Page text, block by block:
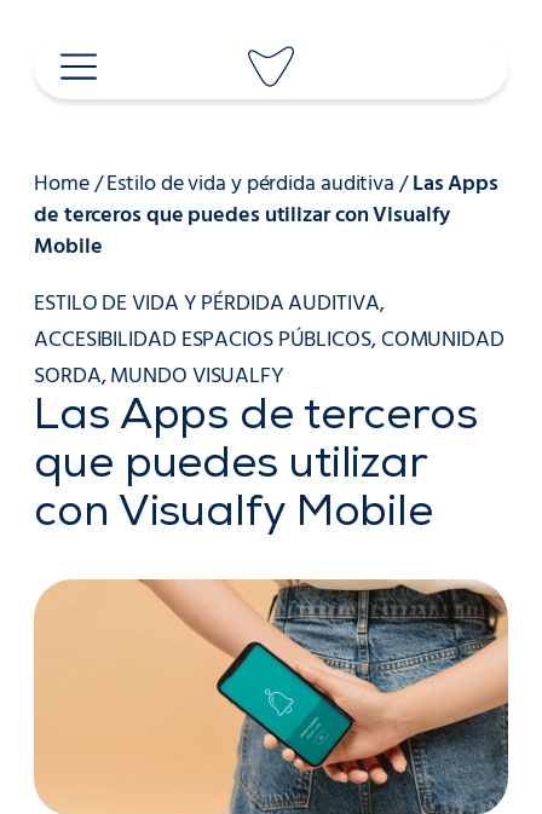
contenido
Home/Estilo de vida y pérdida auditiva/Las Apps
de terceros que puedes utilizar con Visualfy
Mobile
ESTILO DE VIDA Y PÉRDIDA AUDITIVA,
ACCESIBILIDAD ESPACIOS PÚBLICOS,COMUNIDAD
SORDA,MUNDO VISUALFY
Las Apps de terceros
que puedes utilizar
con Visualfy Mobile